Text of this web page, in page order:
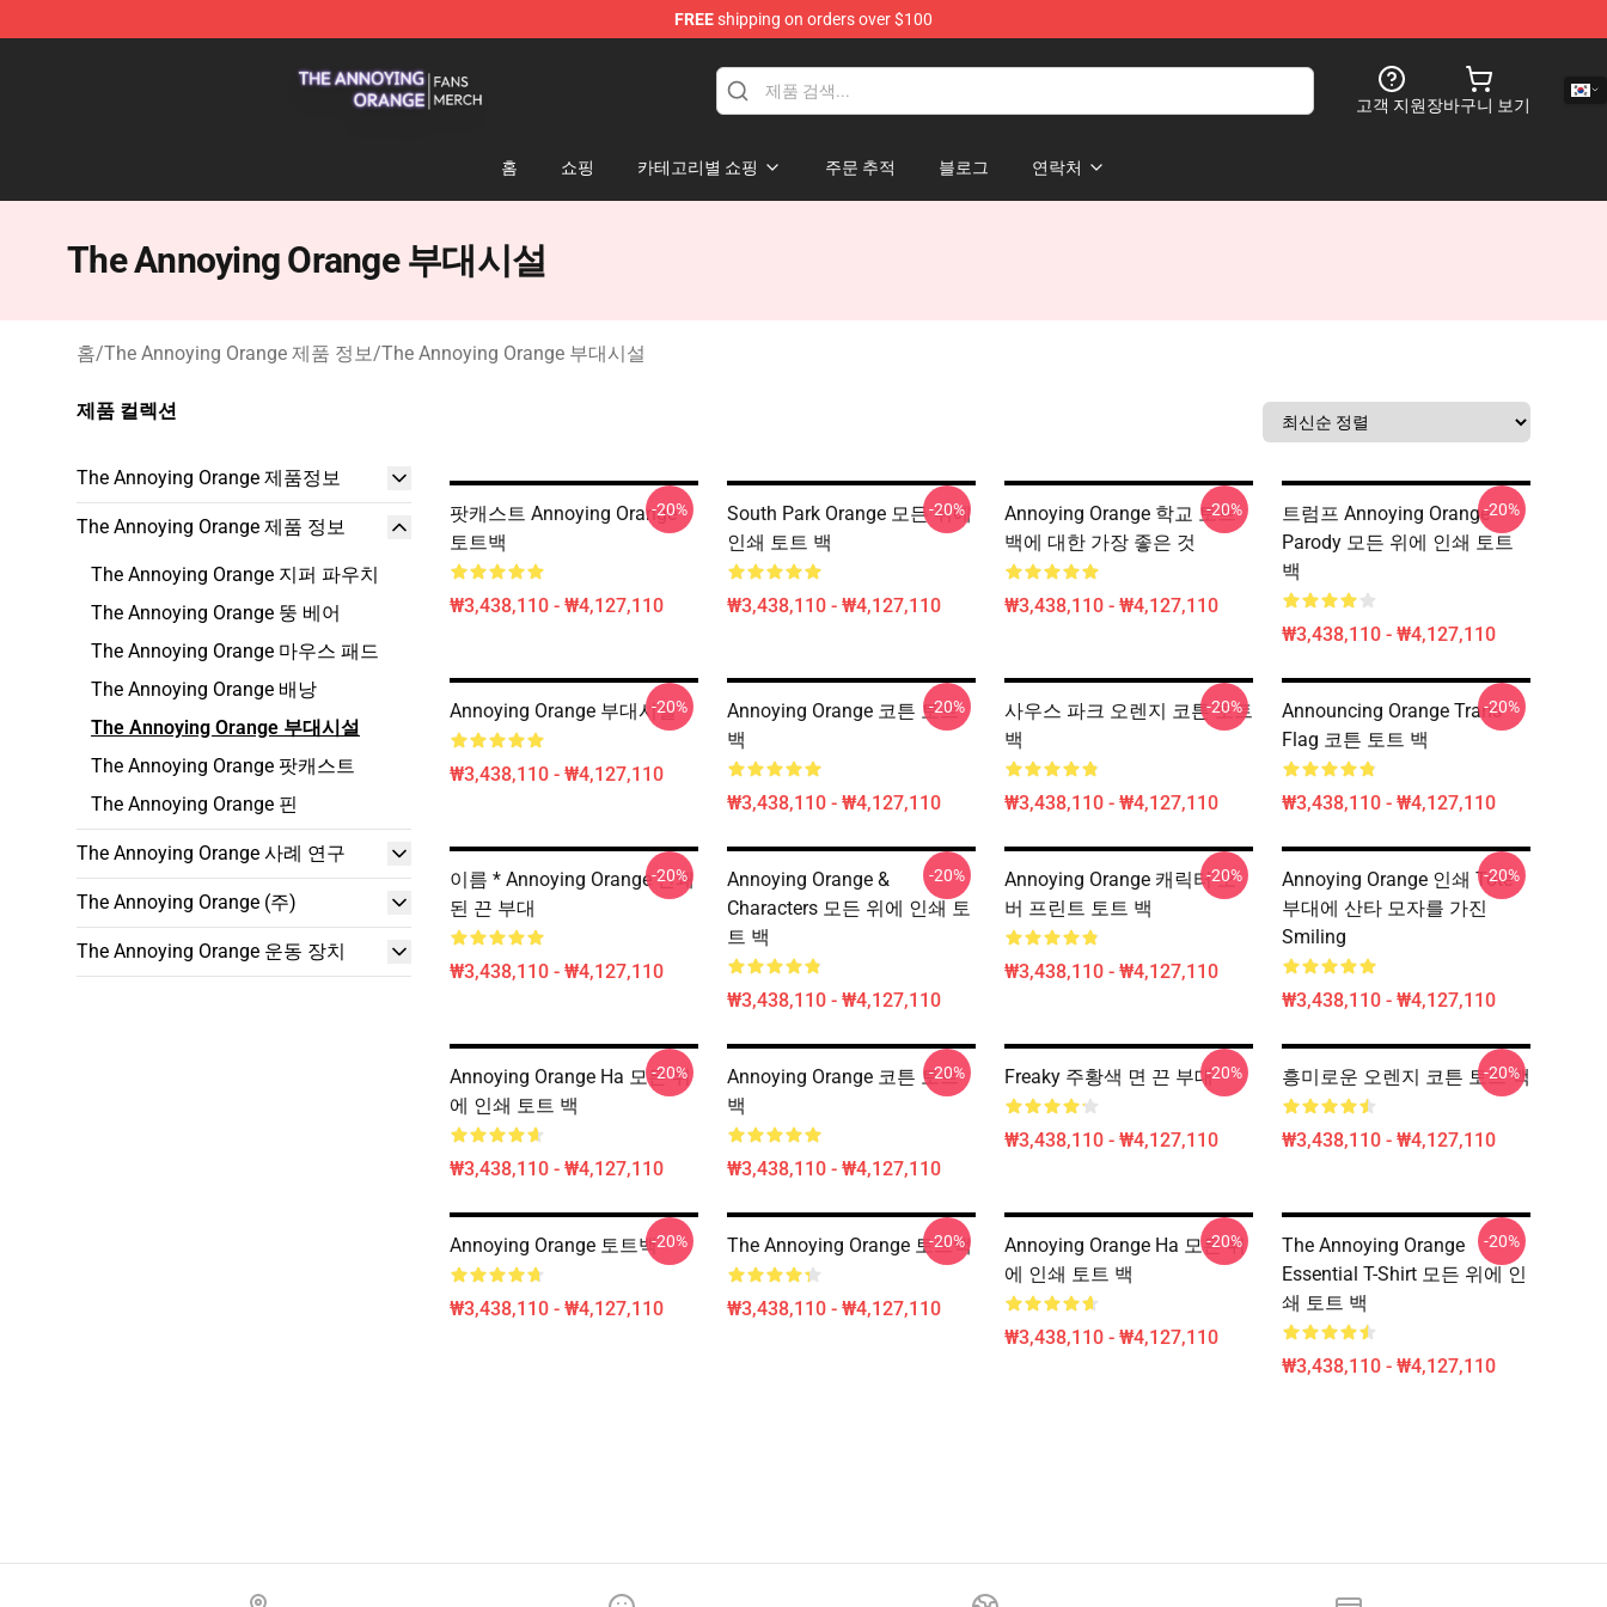
FREEshipping on orders over $100
고객 지원장바구니 보기
홈 쇼핑 카테고리별 쇼핑 주문 추적 블로그 연락처
The Annoying Orange 부대시설
홈/The Annoying Orange 제품 정보/The Annoying Orange 부대시설
제품 컬렉션
The Annoying Orange 제품정보
The Annoying Orange 제품 정보
The Annoying Orange 지퍼 파우치
The Annoying Orange 뚱 베어
The Annoying Orange 마우스 패드
The Annoying Orange 배낭
The Annoying Orange 부대시설
The Annoying Orange 팟캐스트
The Annoying Orange 핀
The Annoying Orange 사례 연구
The Annoying Orange (주)
The Annoying Orange 운동 장치
팟캐스트 Annoying Orange
토트백
₩3,438,110 - ₩4,127,110
-20%
South Park Orange 모든 위에
인쇄 토트 백
₩3,438,110 - ₩4,127,110
-20%
Annoying Orange 학교 토트
백에 대한 가장 좋은 것
₩3,438,110 - ₩4,127,110
-20%
트럼프 Annoying Orange
Parody 모든 위에 인쇄 토트
백
₩3,438,110 - ₩4,127,110
-20%
Annoying Orange 부대시설
₩3,438,110 - ₩4,127,110
-20%
Annoying Orange 코튼 토트
백
₩3,438,110 - ₩4,127,110
-20%
사우스 파크 오렌지 코튼 토트
백
₩3,438,110 - ₩4,127,110
-20%
Announcing Orange Trans
Flag 코튼 토트 백
₩3,438,110 - ₩4,127,110
-20%
이름 * Annoying Orange 인쇄
된 끈 부대
₩3,438,110 - ₩4,127,110
-20%
Annoying Orange &
Characters 모든 위에 인쇄 토
트 백
₩3,438,110 - ₩4,127,110
-20%
Annoying Orange 캐릭터 오
버 프린트 토트 백
₩3,438,110 - ₩4,127,110
-20%
Annoying Orange 인쇄 Tote
부대에 산타 모자를 가진
Smiling
₩3,438,110 - ₩4,127,110
-20%
Annoying Orange Ha 모든 위
에 인쇄 토트 백
₩3,438,110 - ₩4,127,110
-20%
Annoying Orange 코튼 토트
백
₩3,438,110 - ₩4,127,110
-20% Freaky 주황색 면 끈 부대
₩3,438,110 - ₩4,127,110
-20% 흥미로운 오렌지 코튼 토트 백
₩3,438,110 - ₩4,127,110
-20%
Annoying Orange 토트백
₩3,438,110 - ₩4,127,110
-20% The Annoying Orange 토트백
₩3,438,110 - ₩4,127,110
-20%
Annoying Orange Ha 모든 위
에 인쇄 토트 백
₩3,438,110 - ₩4,127,110
-20%
The Annoying Orange
Essential T-Shirt 모든 위에 인
쇄 토트 백
₩3,438,110 - ₩4,127,110
-20%